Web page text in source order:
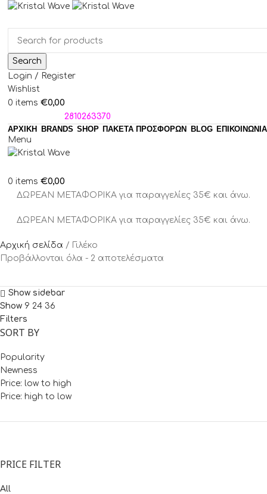
Search
Login / Register
Wishlist
0 items €0,00
2810263370
ΑΡΧΙΚΗ
BRANDS SHOP ΠΑΚΈΤΑ ΠΡΟΣΦΟΡΏΝ BLOG ΕΠΙΚΟΙΝΩΝΙΑ
Menu
0 items €0,00
ΔΩΡΕΑΝ ΜΕΤΑΦΟΡΙΚΑ για παραγγελίες 35€ και άνω.
ΔΩΡΕΑΝ ΜΕΤΑΦΟΡΙΚΑ για παραγγελίες 35€ και άνω.
Αρχική σελίδα
Γιλέκο
Προβάλλονται όλα - 2 αποτελέσματα
Show sidebar
Show 9 24 36
Filters
SORT BY
Popularity
Newness
Price: low to high
Price: high to low
PRICE FILTER
All